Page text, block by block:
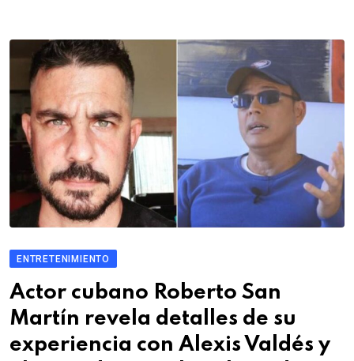
ENTRETENIMIENTO
Actor cubano Roberto San
Martín revela detalles de su
experiencia con Alexis Valdés y